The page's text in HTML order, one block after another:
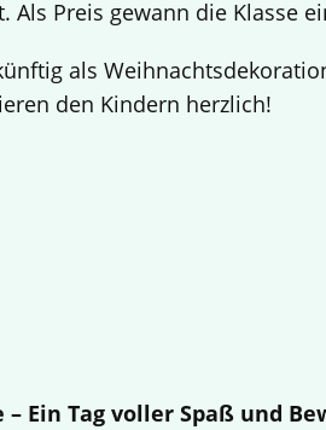
Als Preis gewann die Klasse
als
den Kindern herzlich!
Ein Tag voller Spaß und